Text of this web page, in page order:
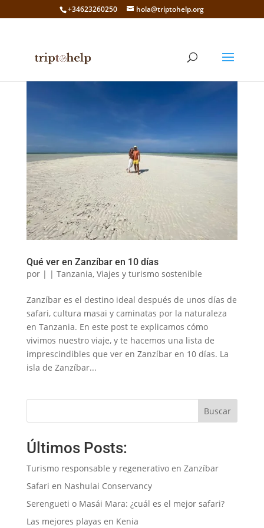
+34623260250 hola@triptohelp.org
Qué ver en Zanzíbar en 10 días
por | | Tanzania, Viajes y turismo sostenible
Zanzíbar es el destino ideal después de unos días de
safari, cultura masai y caminatas por la naturaleza
en Tanzania. En este post te explicamos cómo
vivimos nuestro viaje, y te hacemos una lista de
imprescindibles que ver en Zanzíbar en 10 días. La
isla de Zanzíbar...
Buscar
Últimos Posts:
Turismo responsable y regenerativo en Zanzíbar
Safari en Nashulai Conservancy
Serengueti o Masái Mara: ¿cuál es el mejor safari?
Las mejores playas en Kenia